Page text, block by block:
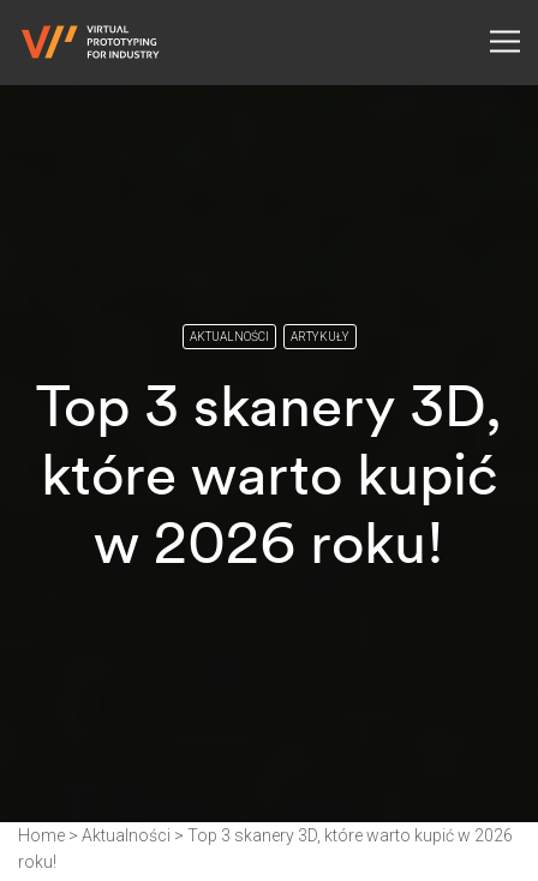
AKTUALNOŚCI ARTYKUŁY
Top 3 skanery 3D,
które warto kupić
w 2026 roku!
Home > Aktualności > Top 3 skanery 3D, które warto kupić w 2026
roku!